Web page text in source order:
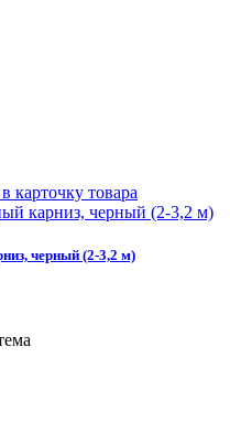
карточку товара
черный (2-3,2 м)